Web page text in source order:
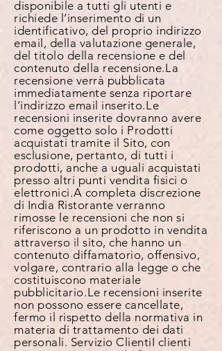
disponibile a tutti gli utenti e
richiede l’inserimento di un
identificativo, del proprio indirizzo
email, della valutazione generale,
del titolo della recensione e del
contenuto della recensione. La
recensione verrà pubblicata
immediatamente senza riportare
l’indirizzo email inserito. Le
recensioni inserite dovranno avere
come oggetto solo i Prodotti
acquistati tramite il Sito, con
esclusione, pertanto, di tutti i
prodotti, anche a uguali acquistati
presso altri punti vendita fisici o
elettronici. A completa discrezione
di India Ristorante verranno
rimosse le recensioni che non si
riferiscono a un prodotto in vendita
attraverso il sito, che hanno un
contenuto diffamatorio, offensivo,
volgare, contrario alla legge o che
costituiscono materiale
pubblicitario. Le recensioni inserite
non possono essere cancellate,
fermo il rispetto della normativa in
materia di trattamento dei dati
personali. Servizio ClientiI clienti